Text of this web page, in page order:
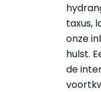
taxus,
onze
hulst.
de